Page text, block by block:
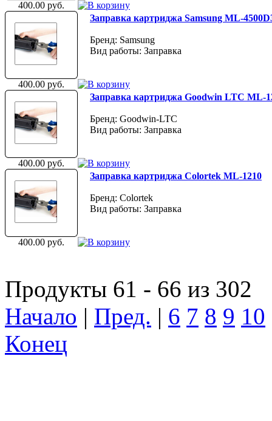
400.00 руб.
Заправка картриджа Samsung ML-
Бренд: Samsung
Вид работы: Заправка
400.00 руб.
Заправка картриджа Goodwin LTC ML-
Бренд: Goodwin-LTC
Вид работы: Заправка
400.00 руб.
Заправка картриджа Colortek ML-1210
Бренд: Colortek
Вид работы: Заправка
400.00 руб.
Продукты 61 - 66 из 302
Начало | Пред. | 6 7 8 9 10
Конец